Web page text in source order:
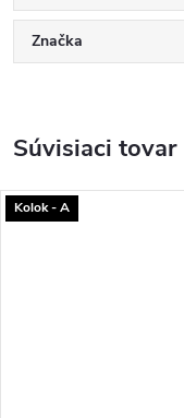
Značka
Súvisiaci tovar
Kolok - A